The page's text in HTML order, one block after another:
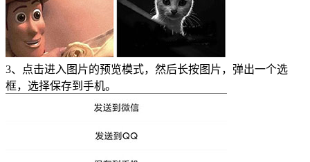
3、点击进入图片的预览模式，然后长按图片，弹出一个选
框，选择保存到手机。